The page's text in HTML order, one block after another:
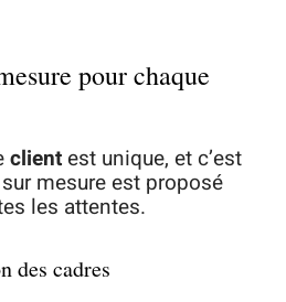
pour chaque
clientest unique, et c’est
mesure est proposé
les attentes.
des cadres